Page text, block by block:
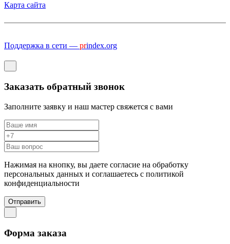
Карта сайта
Поддержка в сети — prindex.org
Заказать обратный звонок
Заполните заявку и наш мастер свяжется с вами
Нажимая на кнопку, вы даете согласие на обработку
персональных данных и соглашаетесь c политикой
конфиденциальности
Отправить
Форма заказа